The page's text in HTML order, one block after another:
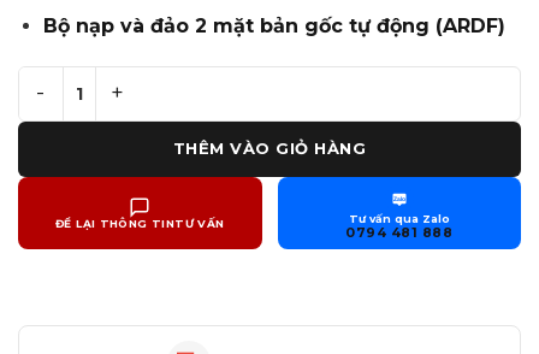
Bộ nạp và đảo 2 mặt bản gốc tự động (ARDF)
Cho thuê máy photocopy Ricoh MP 8001 số lượng
THÊM VÀO GIỎ HÀNG
ĐỂ LẠI THÔNG TINTƯ VẤN
Zalo
Tư vấn qua Zalo
0794 481 888